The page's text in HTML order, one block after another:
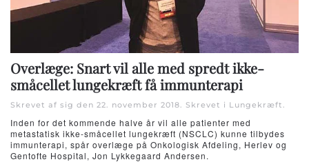
Overlæge: Snart vil alle med spredt ikke-
småcellet lungekræft få immunterapi
Skrevet af sig den 22. november 2018. Skrevet i Lungekræft.
Inden for det kommende halve år vil alle patienter med
metastatisk ikke-småcellet lungekræft (NSCLC) kunne tilbydes
immunterapi, spår overlæge på Onkologisk Afdeling, Herlev og
Gentofte Hospital, Jon Lykkegaard Andersen.